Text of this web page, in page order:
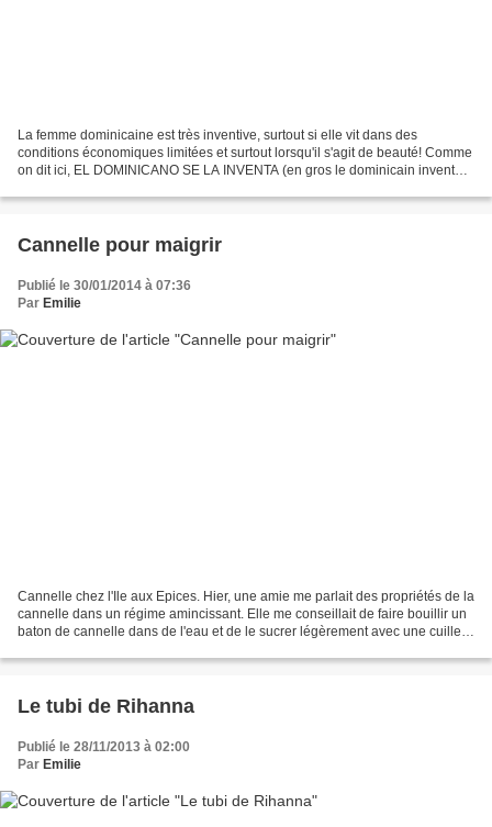
La femme dominicaine est très inventive, surtout si elle vit dans des
conditions économiques limitées et surtout lorsqu'il s'agit de beauté! Comme
on dit ici, EL DOMINICANO SE LA INVENTA (en gros le dominicain invente
Cannelle pour maigrir
Publié le 30/01/2014 à 07:36
Par Emilie
Cannelle chez l'Ile aux Epices. Hier, une amie me parlait des propriétés de la
cannelle dans un régime amincissant. Elle me conseillait de faire bouillir un
baton de cannelle dans de l'eau et de le sucrer légèrement avec une cuiller
Le tubi de Rihanna
Publié le 28/11/2013 à 02:00
Par Emilie